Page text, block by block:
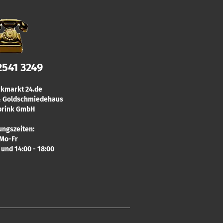
3249
24.de
Goldschmiedehaus
GmbH
Fr
14:00 - 18:00